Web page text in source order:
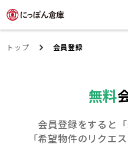
トップ 会員登録
無料
会員登録をすると
「希望物件のリクエ